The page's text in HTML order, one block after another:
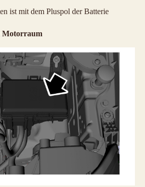
ist mit dem Pluspol der Batterie
Motorraum